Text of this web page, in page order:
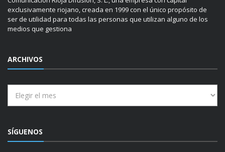
exclusivamente riojano, creada en 1999 con el único propósito de
ser de utilidad para todas las personas que utilizan alguno de los
medios que gestiona
ARCHIVOS
SÍGUENOS